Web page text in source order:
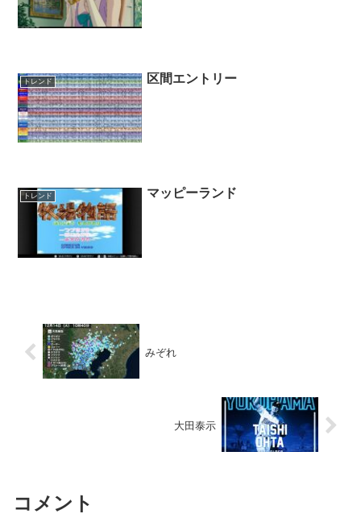
トレンド 区間エントリー
トレンド マッピーランド
みぞれ
大田泰示
コメント